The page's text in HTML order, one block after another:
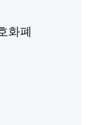
화폐